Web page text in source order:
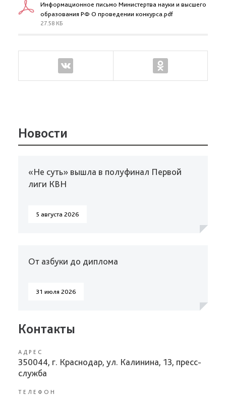
Информационное письмо Министертва науки и высшего
образования РФ О проведении конкурса.pdf
27.58 КБ
Новости
«Не суть» вышла в полуфинал Первой
лиги КВН
5 августа 2026
От азбуки до диплома
31 июля 2026
Контакты
АДРЕС
350044, г. Краснодар, ул. Калинина, 13, пресс-
служба
ТЕЛЕФОН